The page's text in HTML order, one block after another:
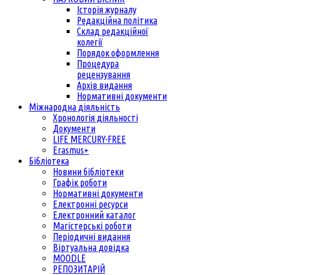
Історія журналу
Редакційна політика
Склад редакційної
колегії
Порядок оформлення
Процедура
рецензування
Архів видання
Нормативні документи
Міжнародна діяльність
Хронологія діяльності
Документи
LIFE MERCURY-FREE
Erasmus+
Бібліотека
Новини бібліотеки
Графік роботи
Нормативні документи
Електронні ресурси
Електронний каталог
Магістерські роботи
Періодичні видання
Віртуальна довідка
MOODLE
РЕПОЗИТАРІЙ